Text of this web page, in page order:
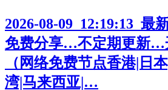
2026-08-09_12:19:13_最
免费分享…不定期更新…
（网络免费节点香港|日
湾|马来西亚|…